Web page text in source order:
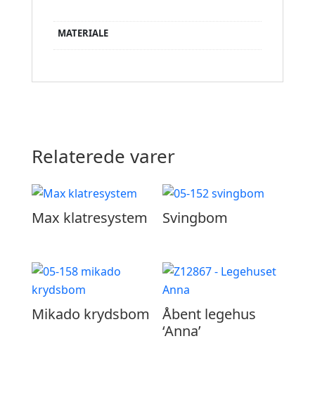
MATERIALE
Relaterede varer
Max klatresystem Svingbom
Mikado krydsbom
Åbent legehus
‘Anna’